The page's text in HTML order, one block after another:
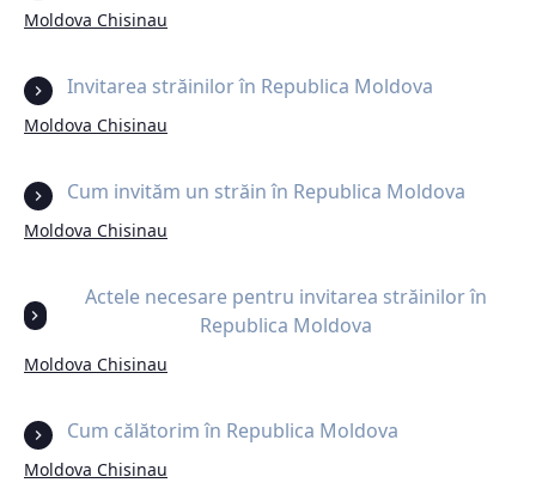
Moldova Chisinau
Invitarea străinilor în Republica Moldova
Moldova Chisinau
Cum invităm un străin în Republica Moldova
Moldova Chisinau
Actele necesare pentru invitarea străinilor în
Republica Moldova
Moldova Chisinau
Cum călătorim în Republica Moldova
Moldova Chisinau